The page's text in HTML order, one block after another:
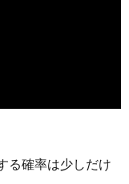
る確率は少しだけ